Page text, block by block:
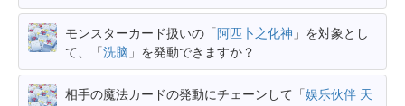
モンスターカード扱いの「阿匹卜之化神 」を対象とし
て、「洗脑 」を発動できますか？
相手の魔法カードの発動にチェーンして「娱乐伙伴 天